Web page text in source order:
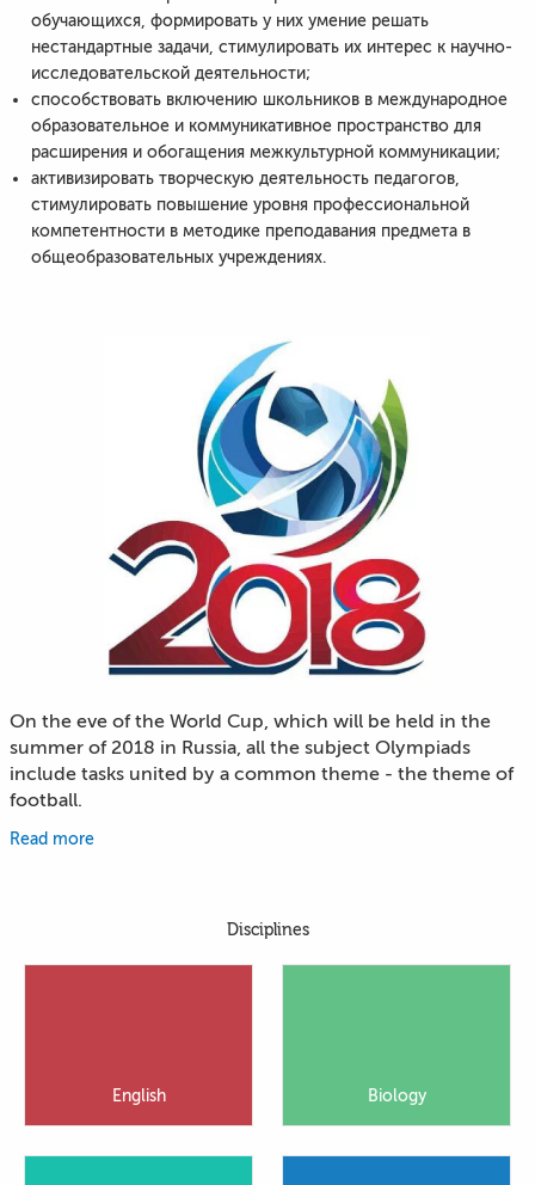
обучающихся, формировать у них умение решать
нестандартные задачи, стимулировать их интерес к научно-
исследовательской деятельности;
способствовать включению школьников в международное
образовательное и коммуникативное пространство для
расширения и обогащения межкультурной коммуникации;
активизировать творческую деятельность педагогов,
стимулировать повышение уровня профессиональной
компетентности в методике преподавания предмета в
общеобразовательных учреждениях.
On the eve of the World Cup, which will be held in the
summer of 2018 in Russia, all the subject Olympiads
include tasks united by a common theme - the theme of
football.
Read more
Disciplines
English Biology